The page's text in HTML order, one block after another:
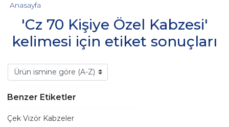
'Cz 70 Kişiye Özel Kabzesi'
kelimesi için etiket sonuçları
Anasayfa
Benzer Etiketler
Çek Vizör Kabzeler